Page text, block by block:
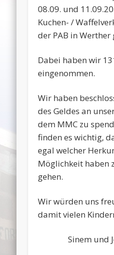
08.09. und
Kuchen- /
der PAB in Werther
Dabei haben wir
eingenommen.
Wir haben
des Geldes an
dem MMC zu
finden es wichtig,
egal welcher
Möglichkeit haben
gehen.
Wir würden uns
damit vielen
Sinem und